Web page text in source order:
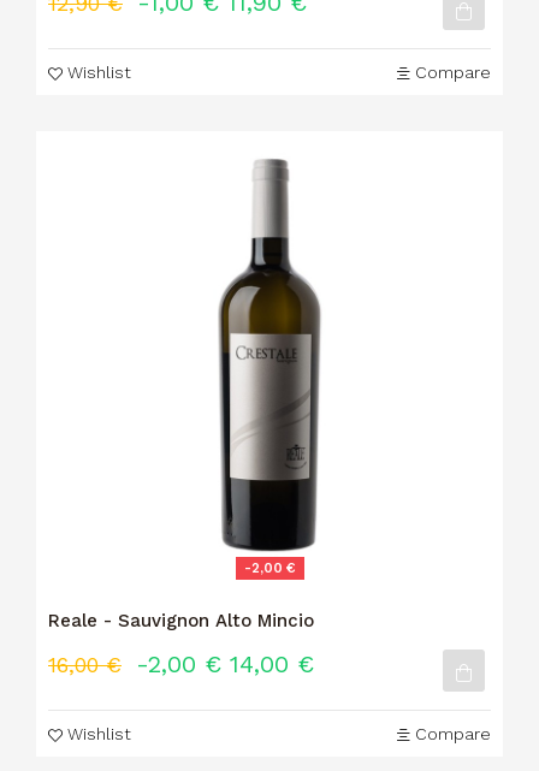
Wishlist Compare
-2,00 €
Reale - Sauvignon Alto Mincio
16,00 € -2,00 € 14,00 €
Wishlist Compare